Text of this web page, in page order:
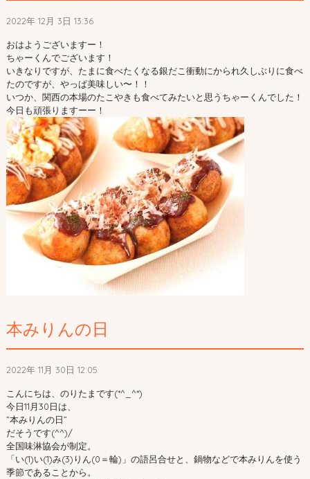
2022年 12月 3日 13:36
おはようございますー！
ちゃーくんでございます！
いきなりですが、たまに食べたくなる銀だこ衝動にかられ久しぶりに食べ
たのですが、やっぱ美味しい〜！！
いつか、関西の本場のたこやきも食べてみたいと思うちゃーくんでした！
今日も頑張りますーー！
本みりんの日
2022年 11月 30日 12:05
こんにちは、のりたまです(*^_^*)
今日11月30日は、
”本みりんの日”
だそうです(^^)/
全国味淋協会が制定。
「い(1)い(1)み(3)りん(0＝輪)」の語呂合せと、鍋物などで本みりんを使う
季節であることから。